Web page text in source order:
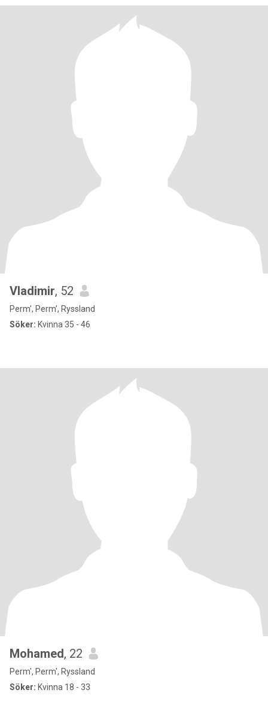
Vladimir, 52
Perm', Perm', Ryssland
Söker: Kvinna 35 - 46
Mohamed, 22
Perm', Perm', Ryssland
Söker: Kvinna 18 - 33